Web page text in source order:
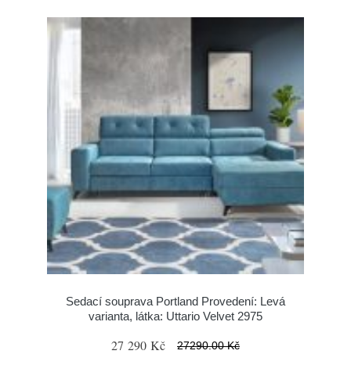
Sedací souprava Portland Provedení: Levá
varianta, látka: Uttario Velvet 2975
27 290 Kč 27290.00 Kč